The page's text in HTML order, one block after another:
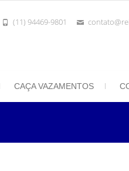
(11) 94469-9801
CAÇA VAZAMENTOS